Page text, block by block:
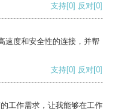
支持[0] 反对[0]
速度和安全性的连接，并帮
支持[0] 反对[0]
工作需求，让我能够在工作